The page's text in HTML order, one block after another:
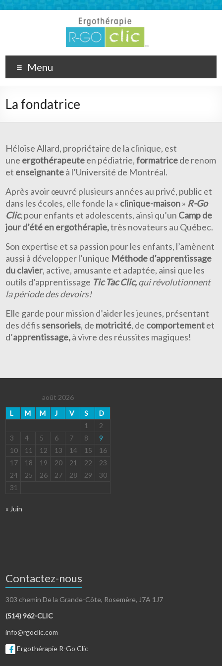
Menu
La fondatrice
Héloïse Allard, propriétaire de la clinique, est
une ergothérapeuteen pédiatrie,formatricede renom
et enseignanteà l’Université de Montréal.
Après avoir œuvré plusieurs années au privé, public et
dans les écoles, elle fonde la « clinique-maison» R-Go
Clic, pour enfants et adolescents, ainsi qu’un Camp de
jour d’été en ergothérapie,très novateurs au Québec.
Son expertise et sa passion pour les enfants, l’amènent
aussi à développer l’unique Méthode d’apprentissage
du clavier, active, amusante et adaptée, ainsi que les
outils d’apprentissage Tic Tac Clic,qui révolutionnent
la période des devoirs!
Elle garde pour mission d’aider les jeunes, présentant
des défis sensoriels, de motricité, de comportementet
d’apprentissage,à vivre des réussites magiques!
août 2026
L
M M J V S
D
1
2
3
4 5 6 7 8
9
10
11 12 13 14 15
16
17
18 19 20 21 22
23
24
25 26 27 28 29
30
31
« Juin
Contactez-nous
303 chemin De la Grande-Côte, Rosemère, J7A 1J7
(514) 962-CLIC
info@rgoclic.com
Ergothérapie R-Go Clic